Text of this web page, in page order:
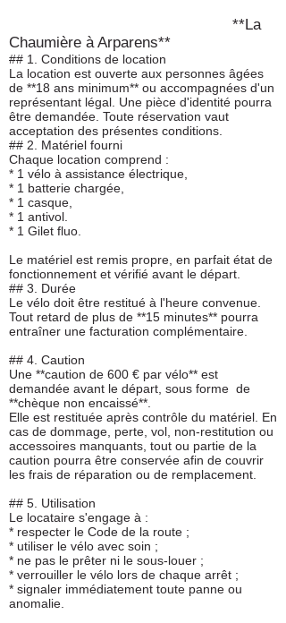
**La
Chaumière à Arparens**
## 1. Conditions de location
La location est ouverte aux personnes âgées
de **18 ans minimum** ou accompagnées d'un
représentant légal. Une pièce d'identité pourra
être demandée. Toute réservation vaut
acceptation des présentes conditions.
## 2. Matériel fourni
Chaque location comprend :
* 1 vélo à assistance électrique,
* 1 batterie chargée,
* 1 casque,
* 1 antivol.
* 1 Gilet fluo.
Le matériel est remis propre, en parfait état de
fonctionnement et vérifié avant le départ.
## 3. Durée
Le vélo doit être restitué à l'heure convenue.
Tout retard de plus de **15 minutes** pourra
entraîner une facturation complémentaire.
## 4. Caution
Une **caution de 600 € par vélo** est
demandée avant le départ, sous forme de
**chèque non encaissé**.
Elle est restituée après contrôle du matériel. En
cas de dommage, perte, vol, non-restitution ou
accessoires manquants, tout ou partie de la
caution pourra être conservée afin de couvrir
les frais de réparation ou de remplacement.
## 5. Utilisation
Le locataire s'engage à :
* respecter le Code de la route ;
* utiliser le vélo avec soin ;
* ne pas le prêter ni le sous-louer ;
* verrouiller le vélo lors de chaque arrêt ;
* signaler immédiatement toute panne ou
anomalie.